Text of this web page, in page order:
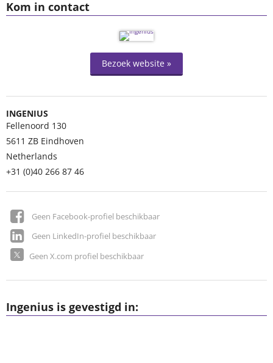
Kom in contact
Bezoek website »
INGENIUS
Fellenoord 130
5611 ZB Eindhoven
Netherlands
+31 (0)40 266 87 46
Geen Facebook-profiel beschikbaar
Geen LinkedIn-profiel beschikbaar
Geen X.com profiel beschikbaar
Ingenius is gevestigd in: